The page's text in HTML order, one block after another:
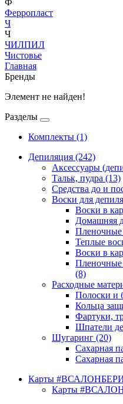
Ф
Ферропласт
Ч
Ч
ЧИЛПИЛ
Чистовье
Главная
Бренды
Элемент не найден!
Разделы
Комплекты (1)
Депиляция (242)
Аксессуары
Тальк, пудра (13)
Средства до и
Воски для
Воски в
Домашняя
Пленочные
Теплые
Воски в
Пленочные
(8)
Расходные
Полоски и
Кольца
Фартуки,
Шпатели
Шугаринг (20)
Сахарная
Сахарная
Карты
Карты